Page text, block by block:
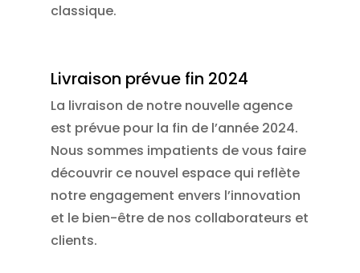
classique.
Livraison prévue fin 2024
La livraison de notre nouvelle agence
est prévue pour la fin de l’année 2024.
Nous sommes impatients de vous faire
découvrir ce nouvel espace qui reflète
notre engagement envers l’innovation
et le bien-être de nos collaborateurs et
clients.